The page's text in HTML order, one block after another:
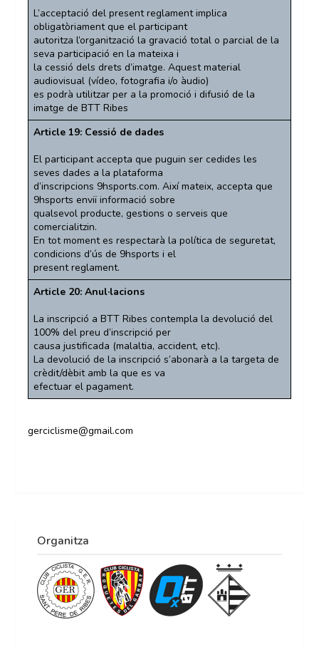
L’acceptació del present reglament implica
obligatòriament que el participant
autoritza l’organització la gravació total o parcial de la
seva participació en la mateixa i
la cessió dels drets d’imatge. Aquest material
audiovisual (vídeo, fotografia i/o àudio)
es podrà utilitzar per a la promoció i difusió de la
imatge de BTT Ribes
Article 19: Cessió de dades
El participant accepta que puguin ser cedides les
seves dades a la plataforma
d’inscripcions 9hsports.com. Així mateix, accepta que
9hsports enviï informació sobre
qualsevol producte, gestions o serveis que
comercialitzin.
En tot moment es respectarà la política de seguretat,
condicions d’ús de 9hsports i el
present reglament.
Article 20: Anul·lacions
La inscripció a BTT Ribes contempla la devolució del
100% del preu d’inscripció per
causa justificada (malaltia, accident, etc).
La devolució de la inscripció s’abonarà a la targeta de
crèdit/dèbit amb la que es va
efectuar el pagament.
gerciclisme@gmail.com
Organitza